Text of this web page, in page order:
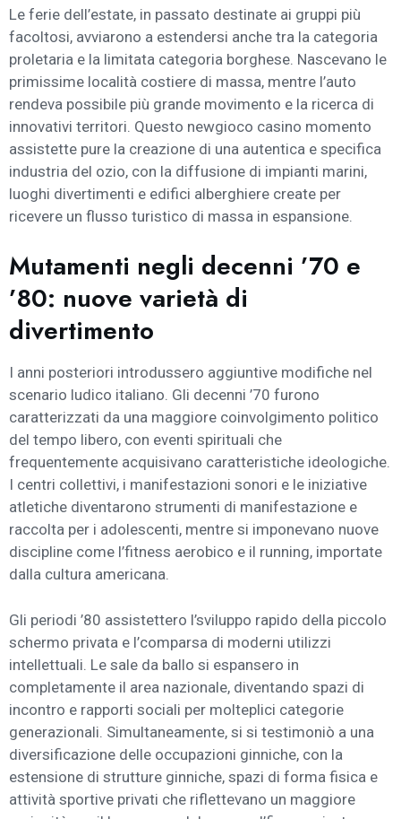
Le ferie dell’estate, in passato destinate ai gruppi più
facoltosi, avviarono a estendersi anche tra la categoria
proletaria e la limitata categoria borghese. Nascevano le
primissime località costiere di massa, mentre l’auto
rendeva possibile più grande movimento e la ricerca di
innovativi territori. Questo newgioco casino momento
assistette pure la creazione di una autentica e specifica
industria del ozio, con la diffusione di impianti marini,
luoghi divertimenti e edifici alberghiere create per
ricevere un flusso turistico di massa in espansione.
Mutamenti negli decenni ’70 e
’80: nuove varietà di
divertimento
I anni posteriori introdussero aggiuntive modifiche nel
scenario ludico italiano. Gli decenni ’70 furono
caratterizzati da una maggiore coinvolgimento politico
del tempo libero, con eventi spirituali che
frequentemente acquisivano caratteristiche ideologiche.
I centri collettivi, i manifestazioni sonori e le iniziative
atletiche diventarono strumenti di manifestazione e
raccolta per i adolescenti, mentre si imponevano nuove
discipline come l’fitness aerobico e il running, importate
dalla cultura americana.
Gli periodi ’80 assistettero l’sviluppo rapido della piccolo
schermo privata e l’comparsa di moderni utilizzi
intellettuali. Le sale da ballo si espansero in
completamente il area nazionale, diventando spazi di
incontro e rapporti sociali per molteplici categorie
generazionali. Simultaneamente, si si testimoniò a una
diversificazione delle occupazioni ginniche, con la
estensione di strutture ginniche, spazi di forma fisica e
attività sportive privati che riflettevano un maggiore